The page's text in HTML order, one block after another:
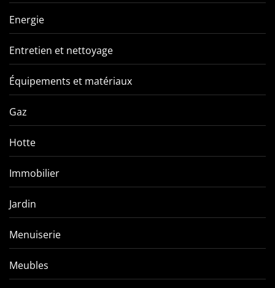
Energie
Entretien et nettoyage
Équipements et matériaux
Gaz
Hotte
Immobilier
Jardin
Menuiserie
Meubles